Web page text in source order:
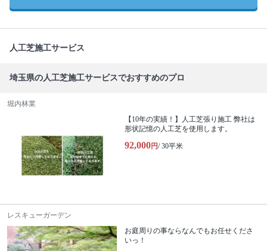
人工芝施工サービス
埼玉県の人工芝施工サービスでおすすめのプロ
堀内林業
【10年の実績！】人工芝張り施工 弊社は
形状記憶の人工芝を使用します。
92,000円/ 30平米
レスキューガーデン
お庭周りの事ならなんでもお任せくださ
いっ！